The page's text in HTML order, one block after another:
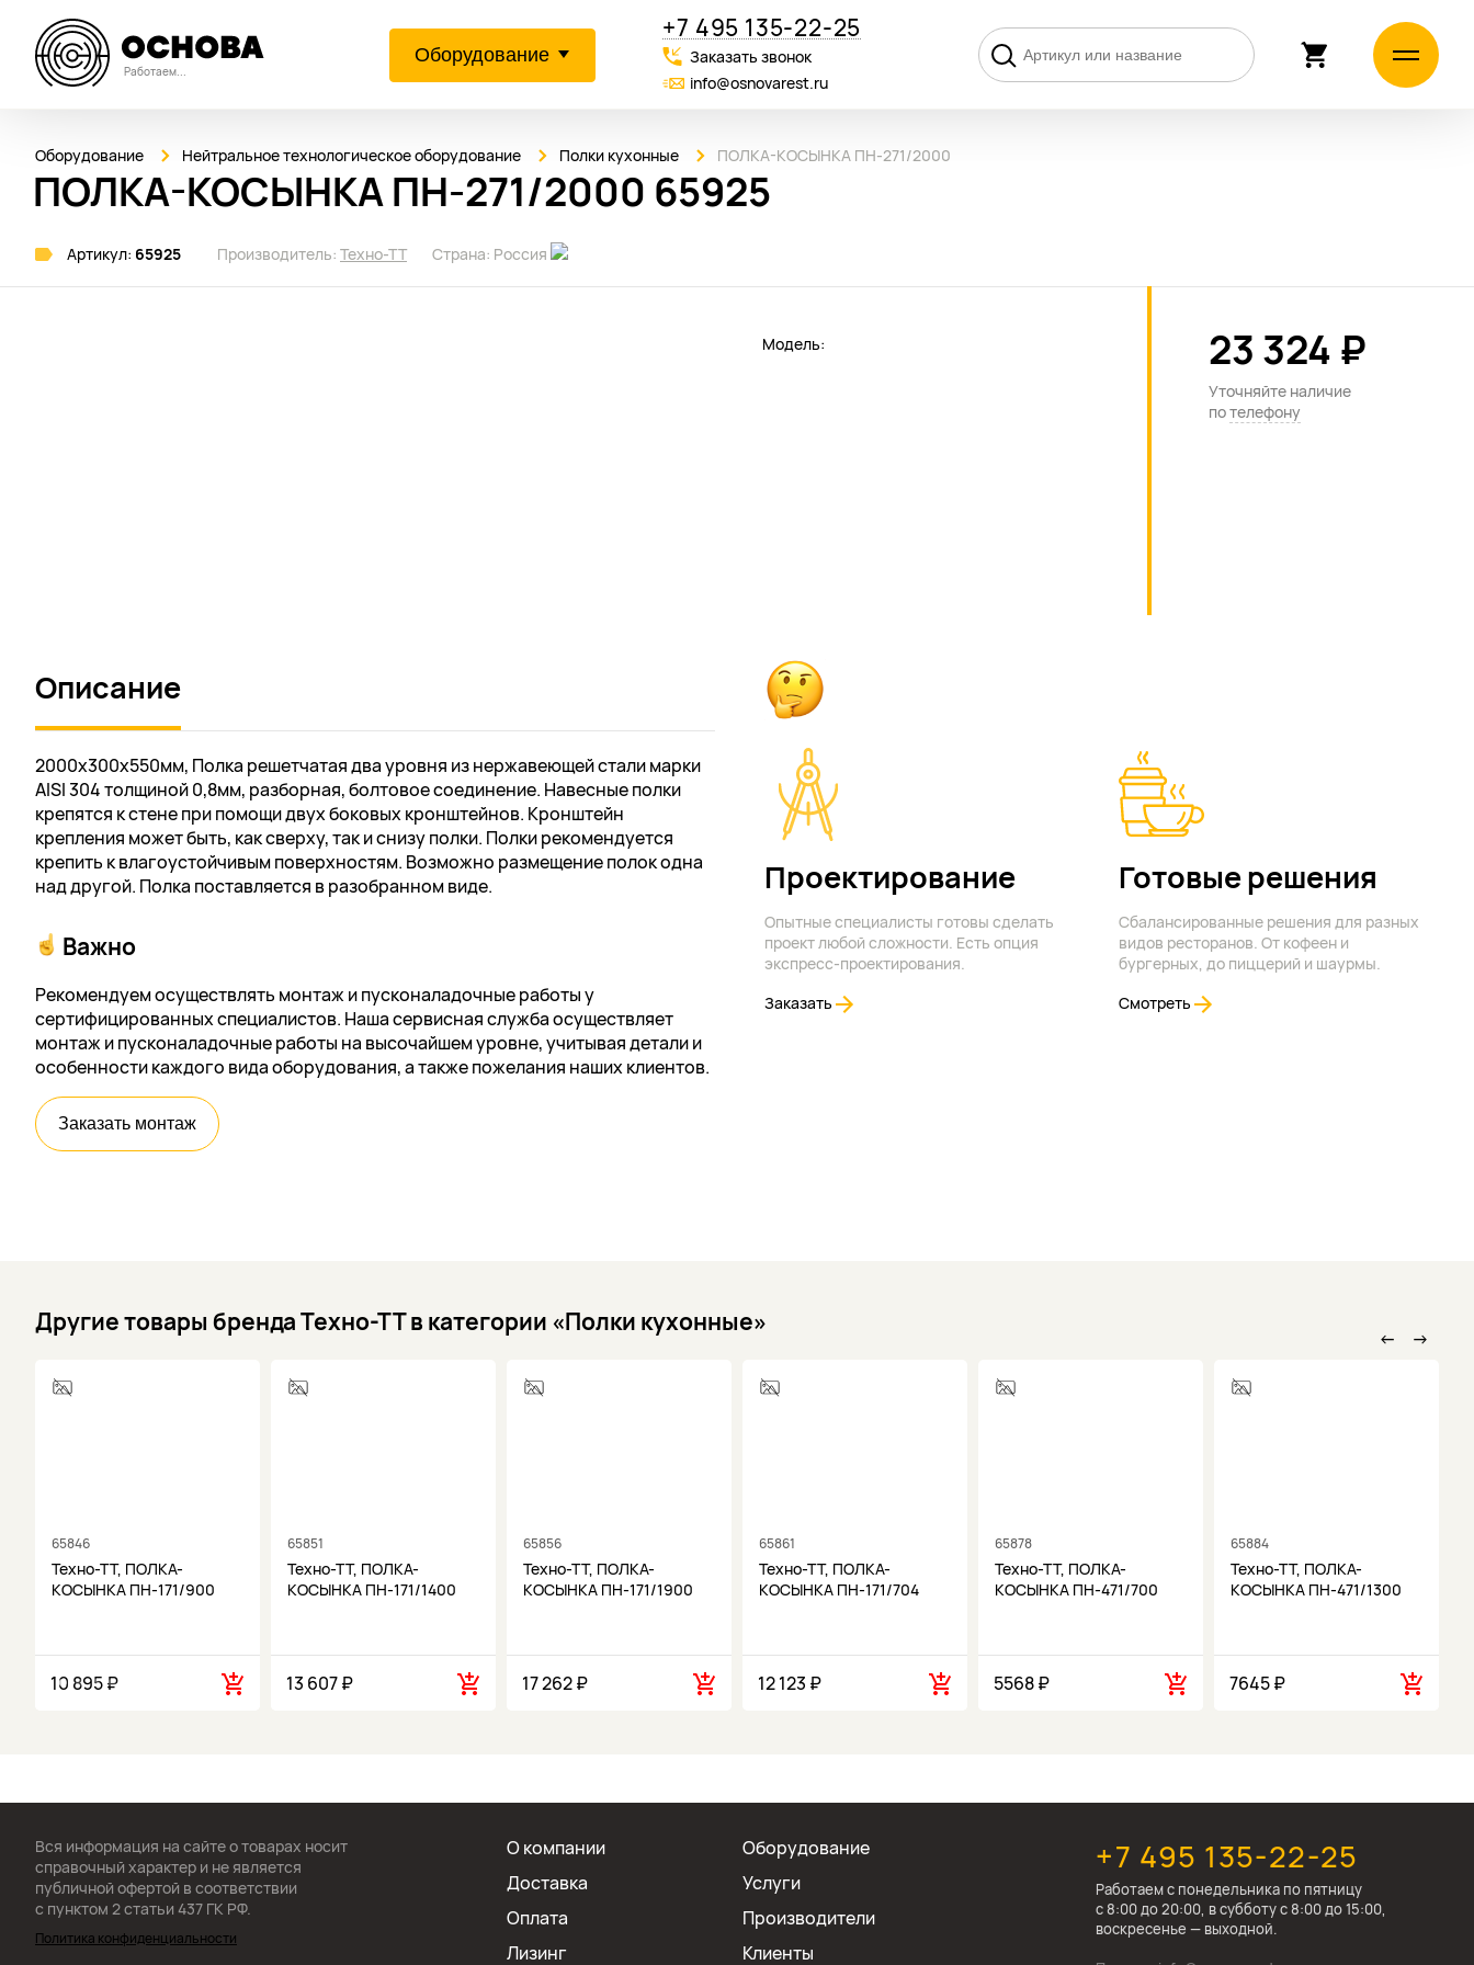
Работаем...
Оборудование
+7 495 135-22-25
Заказать звонок
info@osnovarest.ru
Оборудование Нейтральное технологическое оборудование Полки кухонные ПОЛКА-КОСЫНКА ПН-271/2000
ПОЛКА-КОСЫНКА ПН-271/2000 65925
Артикул: 65925 Производитель: Техно-ТТ Страна: Россия
Модель: 23 324 ₽
Уточняйте наличие
потелефону
Описание
2000х300х550мм, Полка решетчатая два уровня из нержавеющей стали марки
AISI 304 толщиной 0,8мм, разборная, болтовое соединение. Навесные полки
крепятся к стене при помощи двух боковых кронштейнов. Кронштейн
крепления может быть, как сверху, так и снизу полки. Полки рекомендуется
крепить к влагоустойчивым поверхностям. Возможно размещение полок одна
над другой. Полка поставляется в разобранном виде.
Важно
Рекомендуем осуществлять монтаж и пусконаладочные работы у
сертифицированных специалистов. Наша сервисная служба осуществляет
монтаж и пусконаладочные работы на высочайшем уровне, учитывая детали и
особенности каждого вида оборудования, а также пожелания наших клиентов.
Заказать монтаж
Проектирование
Опытные специалисты готовы сделать
проект любой сложности. Есть опция
экспресс-проектирования.
Заказать
Готовые решения
Сбалансированные решения для разных
видов ресторанов. От кофеен и
бургерных, до пиццерий и шаурмы.
Смотреть
Другие товары бренда Техно-ТТ в категории «Полки кухонные»
←
65846
Техно-ТТ, ПОЛКА-
КОСЫНКА ПН-171/900
10 895 ₽
65851
Техно-ТТ, ПОЛКА-
КОСЫНКА ПН-171/1400
13 607 ₽
65856
Техно-ТТ, ПОЛКА-
КОСЫНКА ПН-171/1900
17 262 ₽
65861
Техно-ТТ, ПОЛКА-
КОСЫНКА ПН-171/704
12 123 ₽
65878
Техно-ТТ, ПОЛКА-
КОСЫНКА ПН-471/700
5568 ₽
65884
Техно-ТТ, ПОЛКА-
КОСЫНКА ПН-471/1300
7645 ₽
→
Вся информация на сайте о товарах носит
справочный характер и не является
публичной офертой в соответствии
с пунктом 2 статьи 437 ГК РФ.
Политика конфиденциальности
О компании
Доставка
Оплата
Лизинг
Оборудование
Услуги
Производители
Клиенты
+7 495 135-22-25
Работаем c понедельника по пятницу
с 8:00 до 20:00, в субботу с 8:00 до 15:00,
воскресенье — выходной.